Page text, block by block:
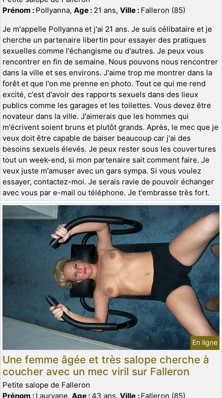
Prénom : Pollyanna, Age : 21 ans, Ville : Falleron (85)
Je m'appelle Pollyanna et j'ai 21 ans. Je suis célibataire et je
cherche un partenaire libertin pour essayer des pratiques
sexuelles comme l'échangisme ou d'autres. Je peux vous
rencontrer en fin de semaine. Nous pouvons nous rencontrer
dans la ville et ses environs. J'aime trop me montrer dans la
forêt et que l'on me prenne en photo. Tout ce qui me rend
excité, c'est d'avoir des rapports sexuels dans des lieux
publics comme les garages et les toilettes. Vous devez être
novateur dans la ville. J'aimerais que les hommes qui
m'écrivent soient bruns et plutôt grands. Après, le mec que je
veux doit être capable de baiser beaucoup car j'ai des
besoins sexuels élevés. Je peux rester sous les couvertures
tout un week-end, si mon partenaire sait comment faire. Je
veux juste m'amuser avec un gars sympa. Si vous voulez
essayer, contactez-moi. Je serais ravie de pouvoir échanger
avec vous par e-mail ou téléphone. Je t'embrasse très fort.
En ligne
Une femme âgée et très salope cherche à
coucher avec un mec viril sur Falleron
Petite salope de Falleron
Prénom : Lauryane, Age :43 ans, Ville : Falleron (85)